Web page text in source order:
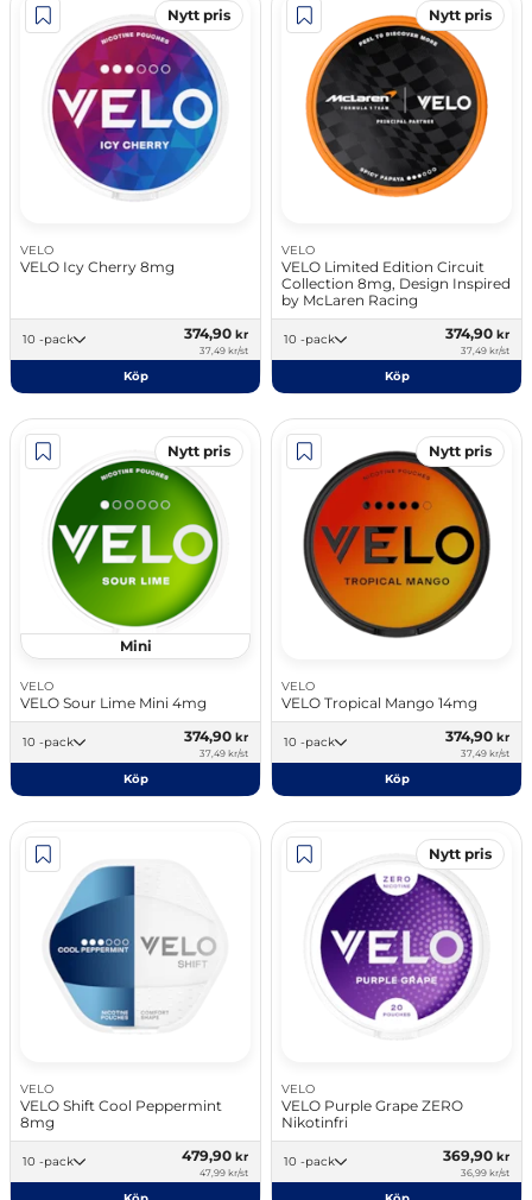
Nytt pris
VELO
VELO Icy Cherry 8mg
10 -pack 374,90 kr
37,49 kr/st
Köp
Nytt pris
VELO
VELO Limited Edition Circuit
Collection 8mg, Design Inspired
by McLaren Racing
10 -pack 374,90 kr
37,49 kr/st
Köp
Nytt pris
Mini
VELO
VELO Sour Lime Mini 4mg
10 -pack 374,90 kr
37,49 kr/st
Köp
Nytt pris
VELO
VELO Tropical Mango 14mg
10 -pack 374,90 kr
37,49 kr/st
Köp
VELO
VELO Shift Cool Peppermint
8mg
10 -pack 479,90 kr
47,99 kr/st
Nytt pris
VELO
VELO Purple Grape ZERO
Nikotinfri
10 -pack 369,90 kr
36,99 kr/st